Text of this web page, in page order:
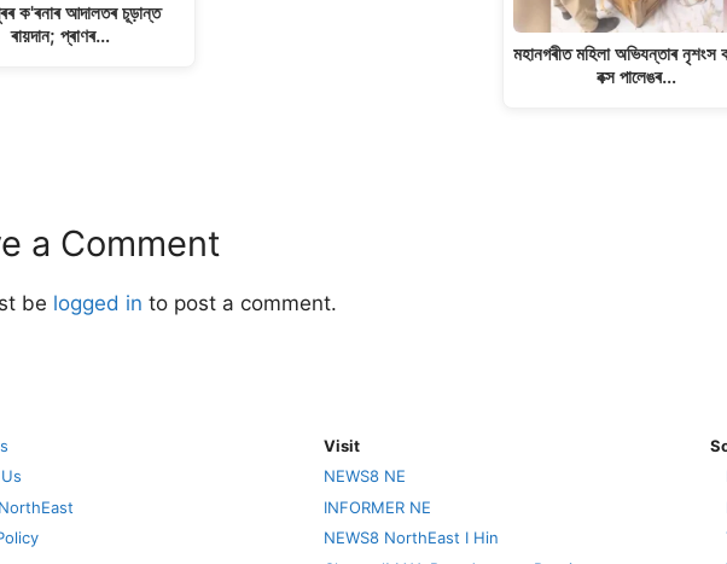
ক'ৰনাৰ আদালতৰ চূড়ান্ত
ৰায়দান; প্ৰাণৰ…
মহানগৰীত মহিলা অভিযন্তাৰ নৃশংস
বক্স পালেঙৰ…
a Comment
be logged in to post a comment.
Visit
NEWS8 NE
INFORMER NE
NEWS8 NorthEast I Hin